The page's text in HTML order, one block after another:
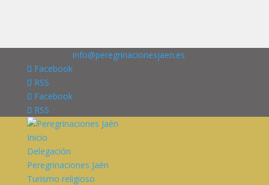
info@peregrinacionesjaen.es
Facebook
RSS
Facebook
RSS
Inicio
Delegación
Peregrinaciones Jaén
Turismo religioso